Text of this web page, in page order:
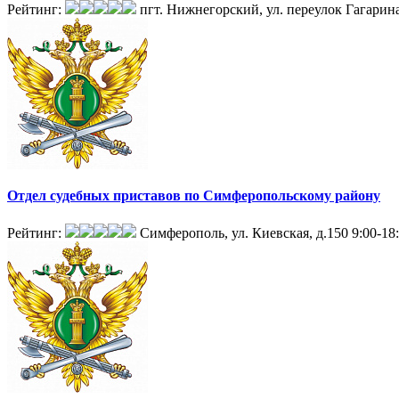
Рейтинг: пгт. Нижнегорский, ул. переулок
Отдел судебных приставов по Симферопольскому району
Рейтинг: Симферополь, ул. Киевская, д.150 9:00-